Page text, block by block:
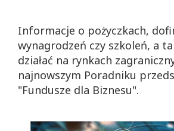
Informacje o pożyczkach,
wynagrodzeń czy szkoleń, a
działać na rynkach
najnowszym Poradniku
"Fundusze dla Biznesu".